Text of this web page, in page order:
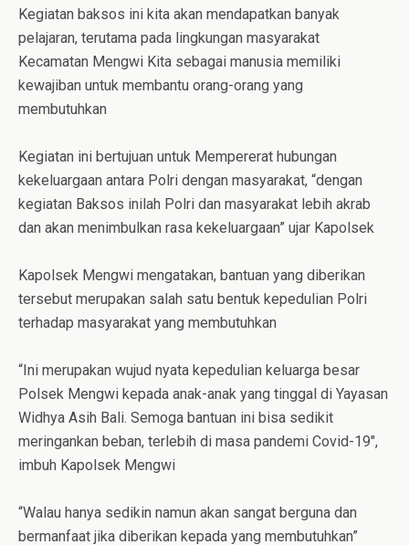
Kegiatan baksos ini kita akan mendapatkan banyak
pelajaran, terutama pada lingkungan masyarakat
Kecamatan Mengwi Kita sebagai manusia memiliki
kewajiban untuk membantu orang-orang yang
membutuhkan
Kegiatan ini bertujuan untuk Mempererat hubungan
kekeluargaan antara Polri dengan masyarakat, “dengan
kegiatan Baksos inilah Polri dan masyarakat lebih akrab
dan akan menimbulkan rasa kekeluargaan” ujar Kapolsek
Kapolsek Mengwi mengatakan, bantuan yang diberikan
tersebut merupakan salah satu bentuk kepedulian Polri
terhadap masyarakat yang membutuhkan
“Ini merupakan wujud nyata kepedulian keluarga besar
Polsek Mengwi kepada anak-anak yang tinggal di Yayasan
Widhya Asih Bali. Semoga bantuan ini bisa sedikit
meringankan beban, terlebih di masa pandemi Covid-19″,
imbuh Kapolsek Mengwi
“Walau hanya sedikin namun akan sangat berguna dan
bermanfaat jika diberikan kepada yang membutuhkan”